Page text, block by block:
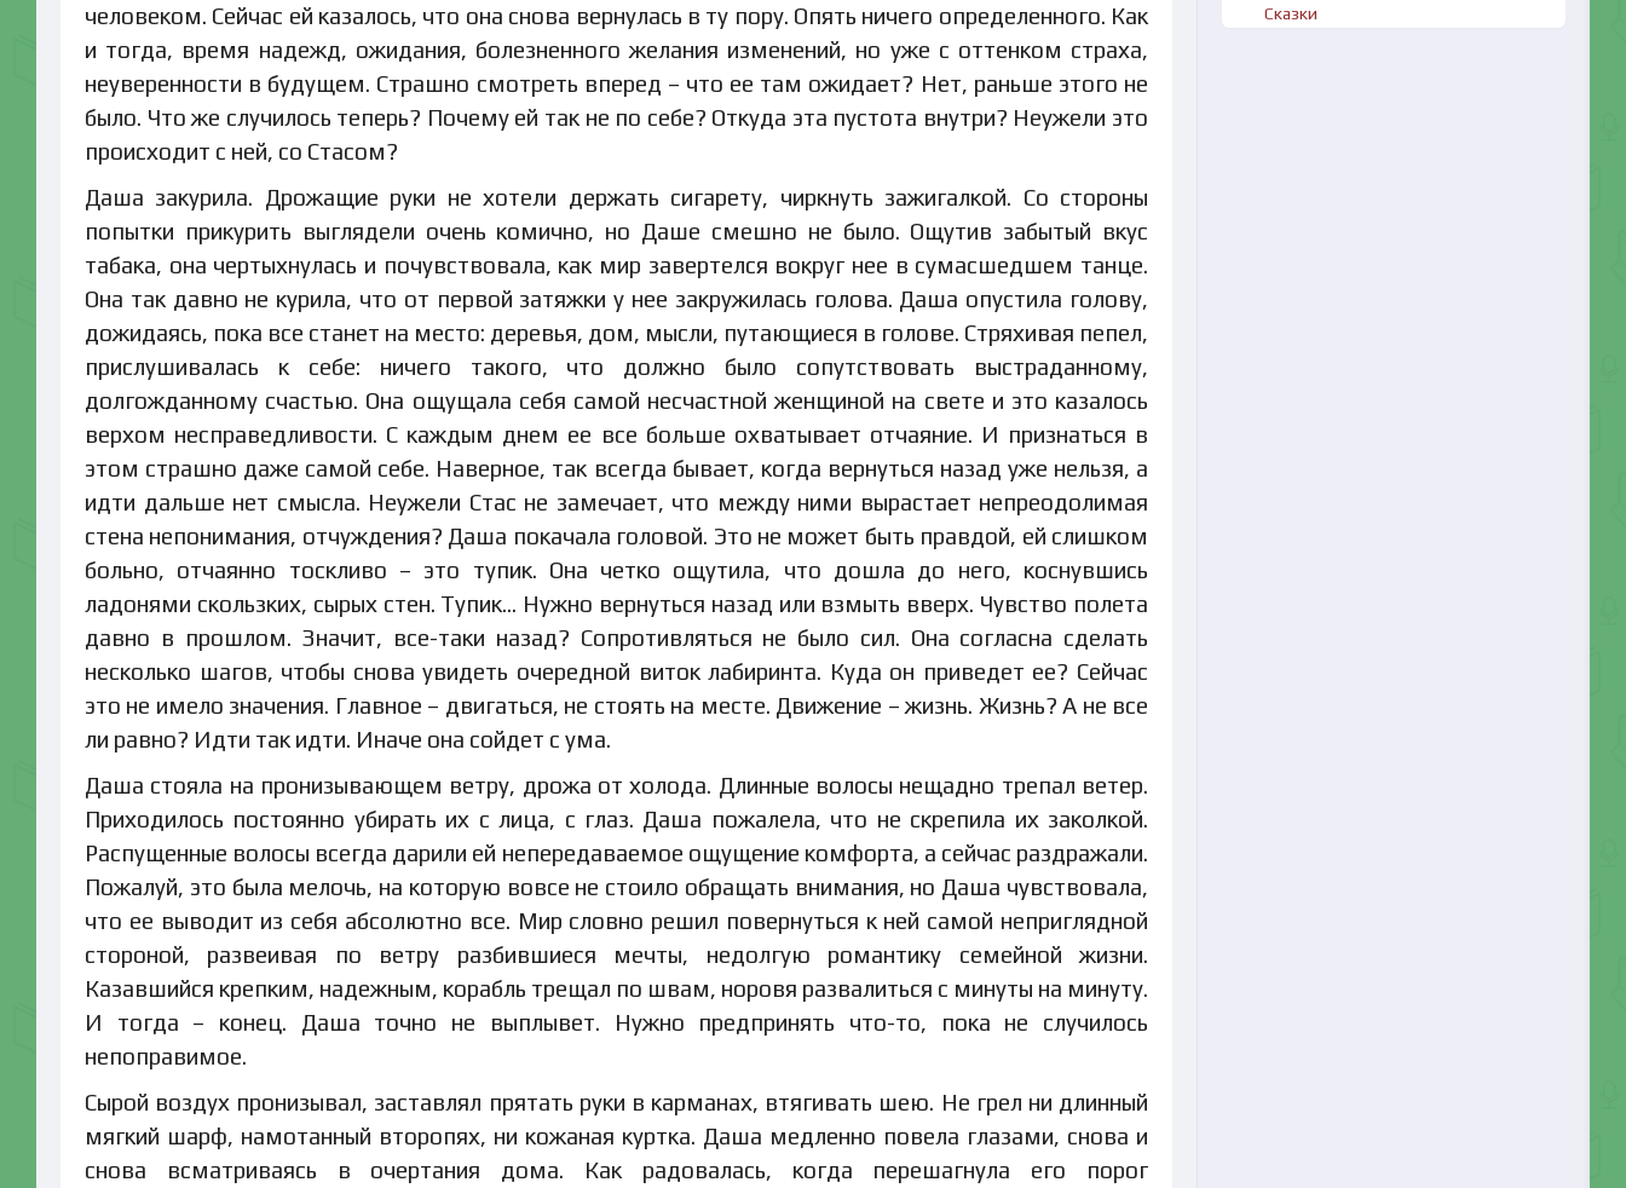
человеком. Сейчас ей казалось, что она снова вернулась в ту пору. Опять ничего определенного. Как
и тогда, время надежд, ожидания, болезненного желания изменений, но уже с оттенком страха,
неуверенности в будущем. Страшно смотреть вперед – что ее там ожидает? Нет, раньше этого не
было. Что же случилось теперь? Почему ей так не по себе? Откуда эта пустота внутри? Неужели это
происходит с ней, со Стасом?
Даша закурила. Дрожащие руки не хотели держать сигарету, чиркнуть зажигалкой. Со стороны
попытки прикурить выглядели очень комично, но Даше смешно не было. Ощутив забытый вкус
табака, она чертыхнулась и почувствовала, как мир завертелся вокруг нее в сумасшедшем танце.
Она так давно не курила, что от первой затяжки у нее закружилась голова. Даша опустила голову,
дожидаясь, пока все станет на место: деревья, дом, мысли, путающиеся в голове. Стряхивая пепел,
прислушивалась к себе: ничего такого, что должно было сопутствовать выстраданному,
долгожданному счастью. Она ощущала себя самой несчастной женщиной на свете и это казалось
верхом несправедливости. С каждым днем ее все больше охватывает отчаяние. И признаться в
этом страшно даже самой себе. Наверное, так всегда бывает, когда вернуться назад уже нельзя, а
идти дальше нет смысла. Неужели Стас не замечает, что между ними вырастает непреодолимая
стена непонимания, отчуждения? Даша покачала головой. Это не может быть правдой, ей слишком
больно, отчаянно тоскливо – это тупик. Она четко ощутила, что дошла до него, коснувшись
ладонями скользких, сырых стен. Тупик… Нужно вернуться назад или взмыть вверх. Чувство полета
давно в прошлом. Значит, все-таки назад? Сопротивляться не было сил. Она согласна сделать
несколько шагов, чтобы снова увидеть очередной виток лабиринта. Куда он приведет ее? Сейчас
это не имело значения. Главное – двигаться, не стоять на месте. Движение – жизнь. Жизнь? А не все
ли равно? Идти так идти. Иначе она сойдет с ума.
Даша стояла на пронизывающем ветру, дрожа от холода. Длинные волосы нещадно трепал ветер.
Приходилось постоянно убирать их с лица, с глаз. Даша пожалела, что не скрепила их заколкой.
Распущенные волосы всегда дарили ей непередаваемое ощущение комфорта, а сейчас раздражали.
Пожалуй, это была мелочь, на которую вовсе не стоило обращать внимания, но Даша чувствовала,
что ее выводит из себя абсолютно все. Мир словно решил повернуться к ней самой неприглядной
стороной, развеивая по ветру разбившиеся мечты, недолгую романтику семейной жизни.
Казавшийся крепким, надежным, корабль трещал по швам, норовя развалиться с минуты на минуту.
И тогда – конец. Даша точно не выплывет. Нужно предпринять что-то, пока не случилось
непоправимое.
Сырой воздух пронизывал, заставлял прятать руки в карманах, втягивать шею. Не грел ни длинный
мягкий шарф, намотанный второпях, ни кожаная куртка. Даша медленно повела глазами, снова и
снова всматриваясь в очертания дома. Как радовалась, когда перешагнула его порог
Сказки